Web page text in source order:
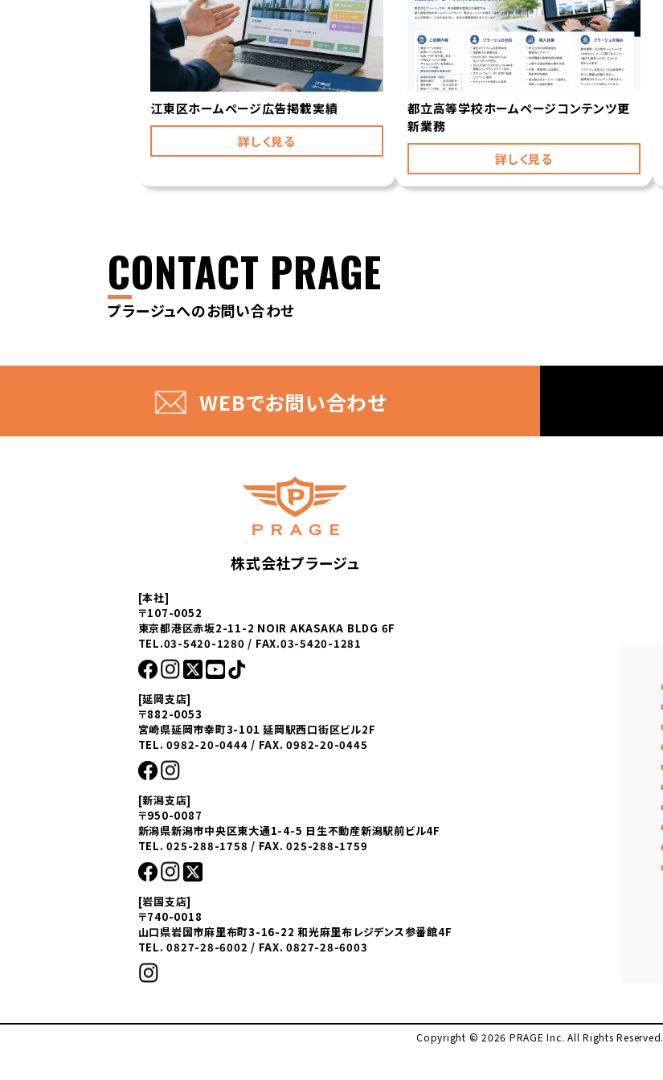
江東区ホームページ広告掲載実績
詳しく見る
都立高等学校ホームページコンテンツ更
新業務
詳しく見る
CONTACT PRAGE
プラージュへのお問い合わせ
WEBでお問い合わせ
株式会社プラージュ
[本社]
〒107-0052
東京都港区赤坂2-11-2 NOIR AKASAKA BLDG 6F
TEL.03-5420-1280 / FAX.03-5420-1281
[延岡支店]
〒882-0053
宮崎県延岡市幸町3-101 延岡駅西口街区ビル2F
TEL. 0982-20-0444 / FAX. 0982-20-0445
[新潟支店]
〒950-0087
新潟県新潟市中央区東大通1-4-5 日生不動産新潟駅前ビル4F
TEL. 025-288-1758 / FAX. 025-288-1759
[岩国支店]
〒740-0018
山口県岩国市麻里布町3-16-22 和光麻里布レジデンス参番館4F
TEL. 0827-28-6002 / FAX. 0827-28-6003
Copyright © 2026 PRAGE Inc. All Rights Reserved.